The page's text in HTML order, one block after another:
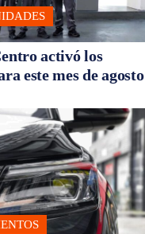
activó los
este mes de agosto